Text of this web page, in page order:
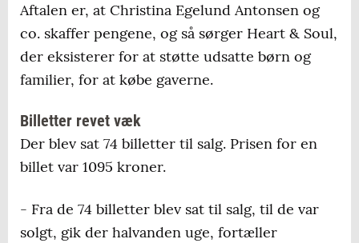
Aftalen er, at Christina Egelund Antonsen og
co. skaffer pengene, og så sørger Heart & Soul,
der eksisterer for at støtte udsatte børn og
familier, for at købe gaverne.
Billetter revet væk
Der blev sat 74 billetter til salg. Prisen for en
billet var 1095 kroner.
- Fra de 74 billetter blev sat til salg, til de var
solgt, gik der halvanden uge, fortæller